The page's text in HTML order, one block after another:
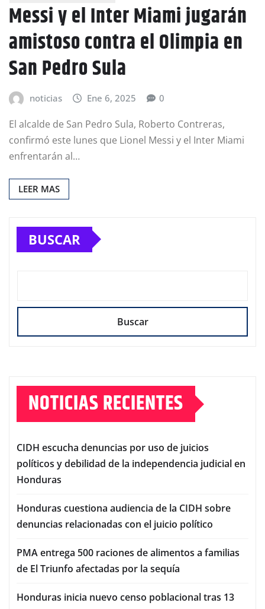
Messi y el Inter Miami jugarán
amistoso contra el Olimpia en
San Pedro Sula
noticias Ene 6, 2025 0
El alcalde de San Pedro Sula, Roberto Contreras,
confirmó este lunes que Lionel Messi y el Inter Miami
enfrentarán al…
LEER MAS
BUSCAR
Buscar
NOTICIAS RECIENTES
CIDH escucha denuncias por uso de juicios
políticos y debilidad de la independencia judicial en
Honduras
Honduras cuestiona audiencia de la CIDH sobre
denuncias relacionadas con el juicio político
PMA entrega 500 raciones de alimentos a familias
de El Triunfo afectadas por la sequía
Honduras inicia nuevo censo poblacional tras 13